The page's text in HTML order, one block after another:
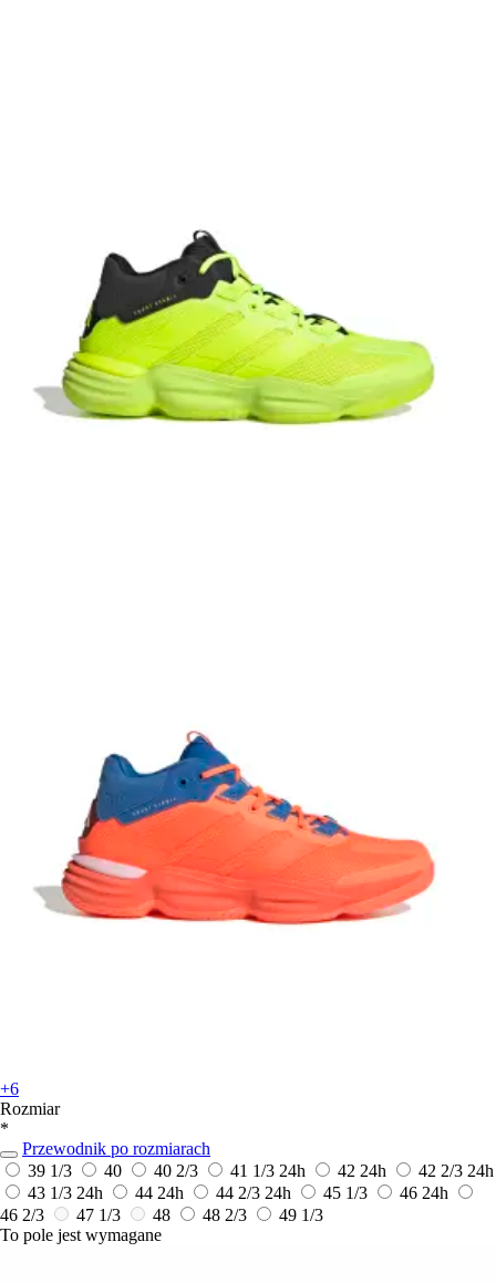
+6
Rozmiar
*
Przewodnik po rozmiarach
39 1/3
40 40 2/3 41 1/3 24h 42 24h 42 2/3 24h
43 1/3 24h 44 24h 44 2/3 24h 45 1/3 46 24h
46 2/3
47 1/3 48 48 2/3
49 1/3
To pole jest wymagane